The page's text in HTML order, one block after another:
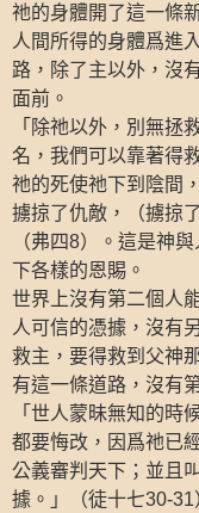
祂的身體開了這一條
人間所得的身體爲進
路，除了主以外，沒
面前。
「除祂以外，別無拯
名，我們可以靠著得
祂的死使祂下到陰間
擄掠了仇敵，（擄掠
（弗四8）。這是神
下各樣的恩賜。
世界上沒有第二個人
人可信的憑據，沒有
救主，要得救到父神
有這一條道路，沒有
「世人蒙昧無知的
都要悔改，因爲祂已
公義審判天下；並且
據。」（徒十七30-31